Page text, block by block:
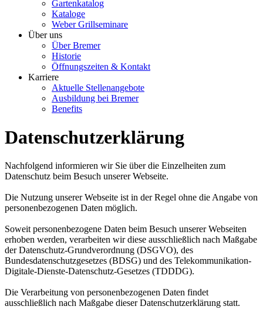
Gartenkatalog
Kataloge
Weber Grillseminare
Über uns
Über Bremer
Historie
Öffnungszeiten & Kontakt
Karriere
Aktuelle Stellenangebote
Ausbildung bei Bremer
Benefits
Datenschutzerklärung
Nachfolgend informieren wir Sie über die Einzelheiten zum
Datenschutz beim Besuch unserer Webseite.
Die Nutzung unserer Webseite ist in der Regel ohne die Angabe von
personenbezogenen Daten möglich.
Soweit personenbezogene Daten beim Besuch unserer Webseiten
erhoben werden, verarbeiten wir diese ausschließlich nach Maßgabe
der Datenschutz-Grundverordnung (DSGVO), des
Bundesdatenschutzgesetzes (BDSG) und des Telekommunikation-
Digitale-Dienste-Datenschutz-Gesetzes (TDDDG).
Die Verarbeitung von personenbezogenen Daten findet
ausschließlich nach Maßgabe dieser Datenschutzerklärung statt.